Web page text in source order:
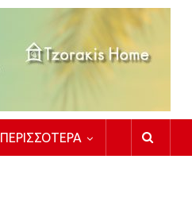
ΠΕΡΙΣΣΌΤΕΡΑ